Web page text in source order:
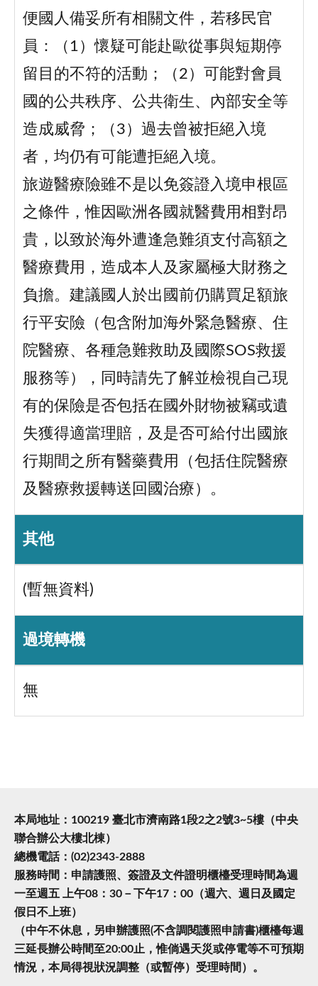
便國人備妥所有相關文件，若移民官
員：（1）懷疑可能赴歐從事與短期停
留目的不符的活動；（2）可能對會員
國的公共秩序、公共衛生、內部安全等
造成威脅；（3）過去曾被拒絕入境
者，均仍有可能遭拒絕入境。
旅遊醫療險雖不是以免簽證入境申根區
之條件，惟因歐洲各國就醫費用相對昂
貴，以致於海外遭逢急難須支付高額之
醫療費用，造成本人及家屬極大財務之
負擔。建議國人於出國前仍購買足額旅
行平安險（包含附加海外緊急醫療、住
院醫療、各種急難救助及國際SOS救援
服務等），同時請先了解並檢視自己現
有的保險是否包括在國外財物被竊或遺
失獲得適當理賠，及是否可給付出國旅
行期間之所有醫藥費用（包括住院醫療
及醫療救援轉送回國治療）。
其他
(暫無資料)
過境轉機
無
本局地址：100219 臺北市濟南路1段2之2號3~5樓（中央
聯合辦公大樓北棟）
總機電話：(02)2343-2888
服務時間：申請護照、簽證及文件證明櫃檯受理時間為週
一至週五 上午08：30－下午17：00（週六、週日及國定
假日不上班）
（中午不休息，另申辦護照(不含調閱護照申請書)櫃檯每週
三延長辦公時間至20:00止，惟倘遇天災或停電等不可預期
情況，本局得視狀況調整（或暫停）受理時間）。